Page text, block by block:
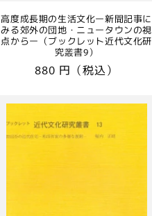
高度成長期の生活文化ー新聞記事に
みる郊外の団地・ニュータウンの視
点からー（ブックレット近代文化研
究叢書9）
通
価
格
880 円（税込）